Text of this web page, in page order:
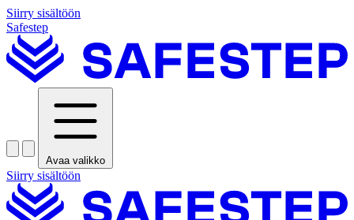
Siirry sisältöön
Safestep
Avaa valikko
Siirry sisältöön